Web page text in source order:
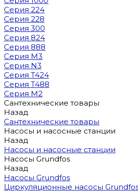
Серия 224
Серия 228
Серия 300
Серия 824
Серия 888
Серия M3
Серия N3
Серия T424
Серия T488
Серия М2
Сантехнические товары
Назад
Сантехнические товары
Насосы и насосные станции
Назад
Насосы и насосные станции
Насосы Grundfos
Назад
Насосы Grundfos
Циркуляционные насосы